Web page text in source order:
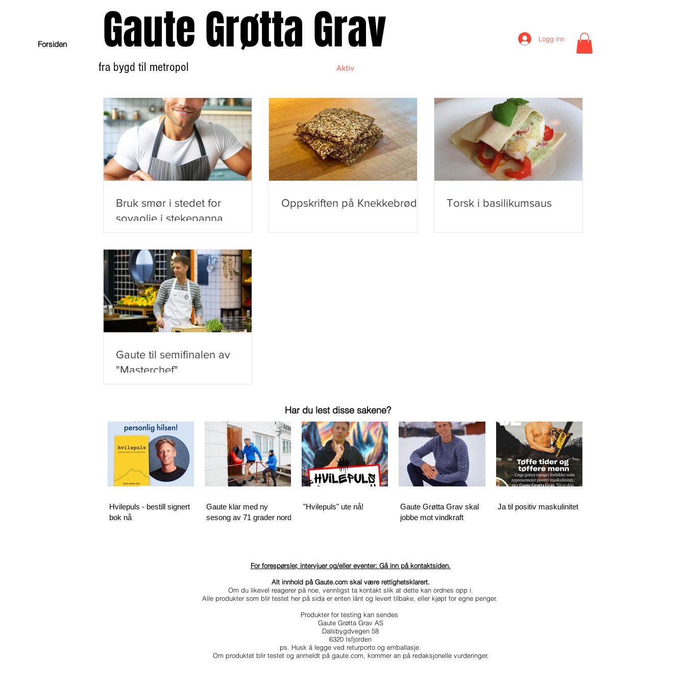
Gaute Grøtta Grav
fra bygd til metropol Aktiv
Forsiden
Logg inn
Bruk smør i stedet for
soyaolje i stekepanna
Oppskriften på Knekkebrød Torsk i basilikumsaus
Gaute til semifinalen av
"Masterchef"
Har du lest disse sakene?
Hvilepuls - bestill signert
bok nå
Gaute klar med ny
sesong av 71 grader nord
"Hvilepuls" ute nå!
Gaute Grøtta Grav skal
jobbe mot vindkraft
Ja til positiv maskulinitet
For forespørsler, intervjuer og/eller eventer: Gå inn på kontaktsiden.
Alt innhold på Gaute.com skal være rettighetsklarert.
Om du likevel reagerer på noe, vennligst ta kontakt slik at dette kan ordnes opp i.
Alle produkter som blir testet her på sida er enten lånt og levert tilbake, eller kjøpt for egne penger.
Produkter for testing kan sendes
Gaute Grøtta Grav AS
Dalsbygdvegen 58
6320 Isfjorden
ps. Husk å legge ved returporto og emballasje.
Om produktet blir testet og anmeldt på gaute.com, kommer an på redaksjonelle vurderinger.